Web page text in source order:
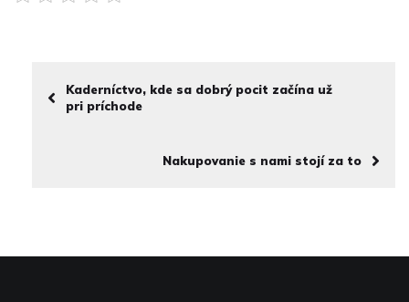
Kaderníctvo, kde sa dobrý pocit začína už
pri príchode
Nakupovanie s nami stojí za to